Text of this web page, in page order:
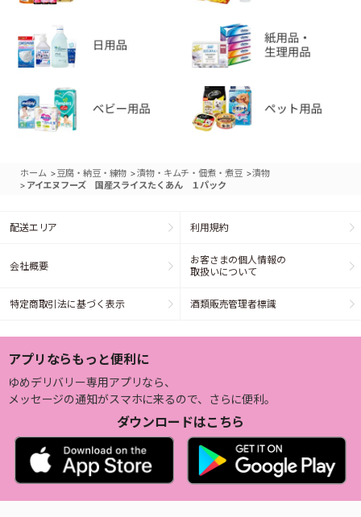
ホーム >豆腐・納豆・練物 >漬物・キムチ・佃煮・煮豆 >漬物
> アイエヌフーズ 国産スライスたくあん １パック
配送エリア 利用規約
会社概要
お客さまの個人情報の
取扱いについて
特定商取引法に基づく表示 酒類販売管理者標識
アプリならもっと便利に
ゆめデリバリー専用アプリなら、
メッセージの通知がスマホに来るので、さらに便利。
ダウンロードはこちら